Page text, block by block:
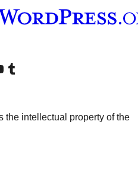
налог
YouTube channel
Посетите наш Tumblr налог
the intellectual property of the